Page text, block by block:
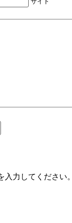
入力してください。